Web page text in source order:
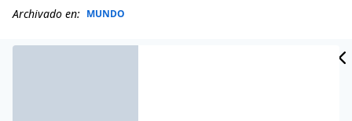
Archivado en: MUNDO